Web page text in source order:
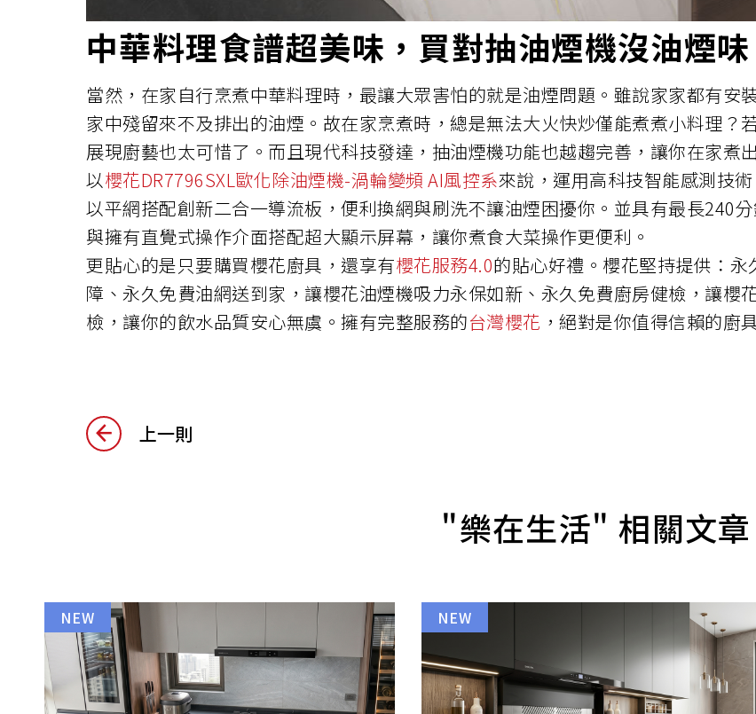
中華料理食譜超美味，買對抽油煙機沒油煙味
當然，在家自行烹煮中華料理時，最讓大眾害怕的就是油煙問題。雖說家家都有安
家中殘留來不及排出的油煙。故在家烹煮時，總是無法大火快炒僅能煮煮小料理？
展現廚藝也太可惜了。而且現代科技發達，抽油煙機功能也越趨完善，讓你在家煮
以櫻花DR7796SXL歐化除油煙機-渦輪變頻 AI風控系來說，運用高科技智能感測技
以平網搭配創新二合一導流板，便利換網與刷洗不讓油煙困擾你。並具有最長240
與擁有直覺式操作介面搭配超大顯示屏幕，讓你煮食大菜操作更便利。
更貼心的是只要購買櫻花廚具，還享有櫻花服務4.0的貼心好禮。櫻花堅持提供：
障、永久免費油網送到家，讓櫻花油煙機吸力永保如新、永久免費廚房健檢，讓櫻
檢，讓你的飲水品質安心無虞。擁有完整服務的台灣櫻花 ，絕對是你值得信賴的廚
上一則
"樂在生活" 相關文章
NEW NEW